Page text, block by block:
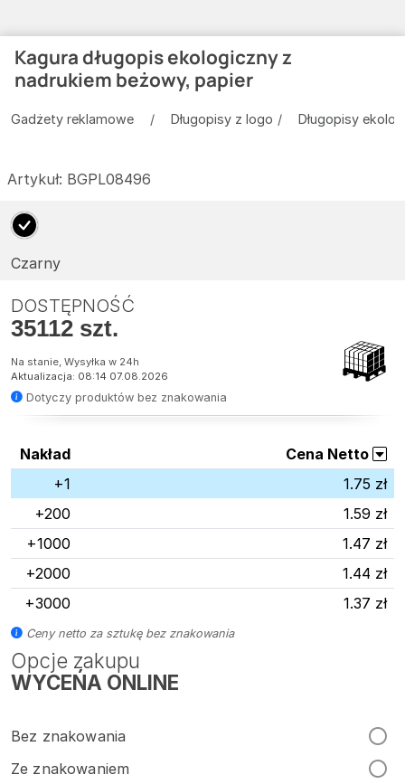
Kagura długopis ekologiczny z
nadrukiem beżowy, papier
Gadżety reklamowe Długopisy z logo Długopisy
Artykuł: BGPL08496
Czarny
DOSTĘPNOŚĆ
35112 szt.
Na stanie, Wysyłka w 24h
Aktualizacja: 08:14 07.08.2026
Dotyczy produktów bez znakowania
Opcje zakupu
WYCEŃA ONLINE
Bez znakowania
Ze znakowaniem
Nakład
Cena Netto
+1
1.75 zł
+200
1.59 zł
+1000
1.47 zł
+2000
1.44 zł
+3000
1.37 zł
Ceny netto za sztukę bez znakowania